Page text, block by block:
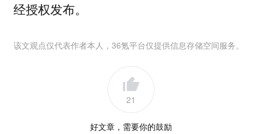
经授权发布。
该文观点仅代表作者本人，36氪平台仅提供信息存储空间服务。
21
好文章，需要你的鼓励